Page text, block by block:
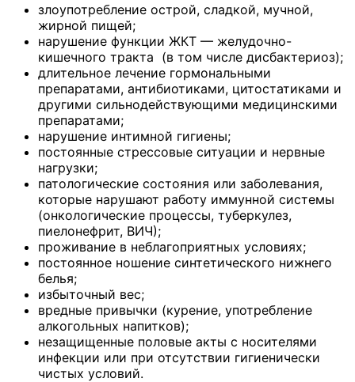
злоупотребление острой, сладкой, мучной,
жирной пищей;
нарушение функции ЖКТ — желудочно-
кишечного тракта (в том числе дисбактериоз);
длительное лечение гормональными
препаратами, антибиотиками, цитостатиками и
другими сильнодействующими медицинскими
препаратами;
нарушение интимной гигиены;
постоянные стрессовые ситуации и нервные
нагрузки;
патологические состояния или заболевания,
которые нарушают работу иммунной системы
(онкологические процессы, туберкулез,
пиелонефрит, ВИЧ);
проживание в неблагоприятных условиях;
постоянное ношение синтетического нижнего
белья;
избыточный вес;
вредные привычки (курение, употребление
алкогольных напитков);
незащищенные половые акты с носителями
инфекции или при отсутствии гигиенически
чистых условий.